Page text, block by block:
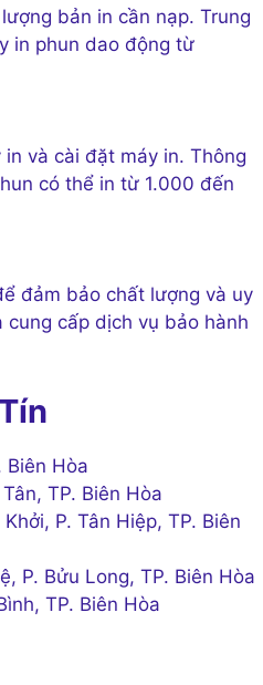
bản in cần nạp. Trung
in phun dao động từ
và cài đặt máy in. Thông
có thể in từ 1.000 đến
đảm bảo chất lượng và uy
cấp dịch vụ bảo hành
Biên Hòa
TP. Biên Hòa
P. Tân Hiệp, TP. Biên
P. Bửu Long, TP. Biên Hòa
TP. Biên Hòa